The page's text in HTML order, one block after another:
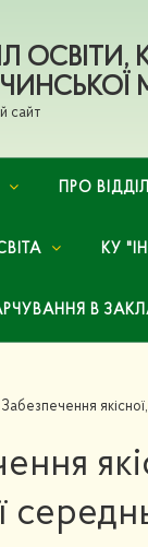
сайт
ПРО ВІДДІЛ
КУ
В
Забезпечення